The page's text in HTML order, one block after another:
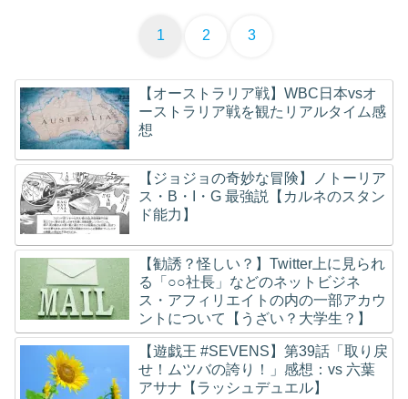
1 2 3
【オーストラリア戦】WBC日本vsオ
ーストラリア戦を観たリアルタイム感
想
【ジョジョの奇妙な冒険】ノトーリア
ス・B・I・G 最強説【カルネのスタン
ド能力】
【勧誘？怪しい？】Twitter上に見られ
る「○○社長」などのネットビジネ
ス・アフィリエイトの内の一部アカウ
ントについて【うざい？大学生？】
【遊戯王 #SEVENS】第39話「取り戻
せ！ムツバの誇り！」感想：vs 六葉
アサナ【ラッシュデュエル】